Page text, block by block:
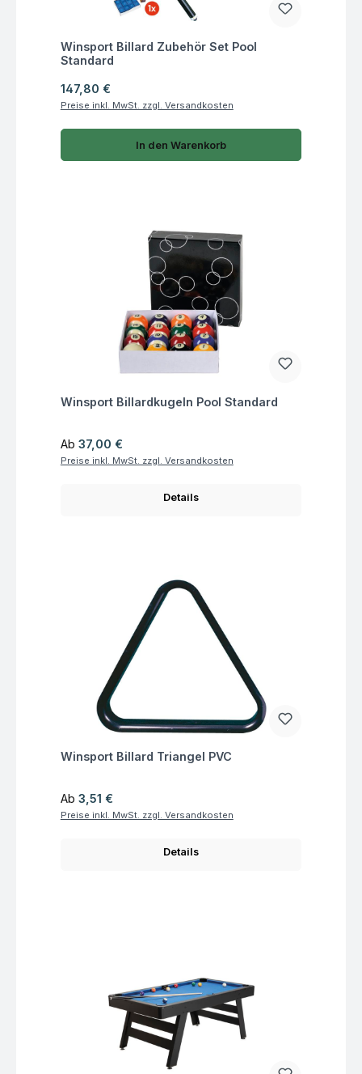
Fragen zum Artikel
Winsport Billard Zubehör Set Pool
Standard
Regulärer Preis:
147,80 €
Preise inkl. MwSt. zzgl. Versandkosten
In den Warenkorb
Fragen zum Artikel
Winsport Billardkugeln Pool Standard
Regulärer Preis:
Ab 37,00 €
Preise inkl. MwSt. zzgl. Versandkosten
Details
Fragen zum Artikel
Winsport Billard Triangel PVC
Regulärer Preis:
Ab 3,51 €
Preise inkl. MwSt. zzgl. Versandkosten
Details